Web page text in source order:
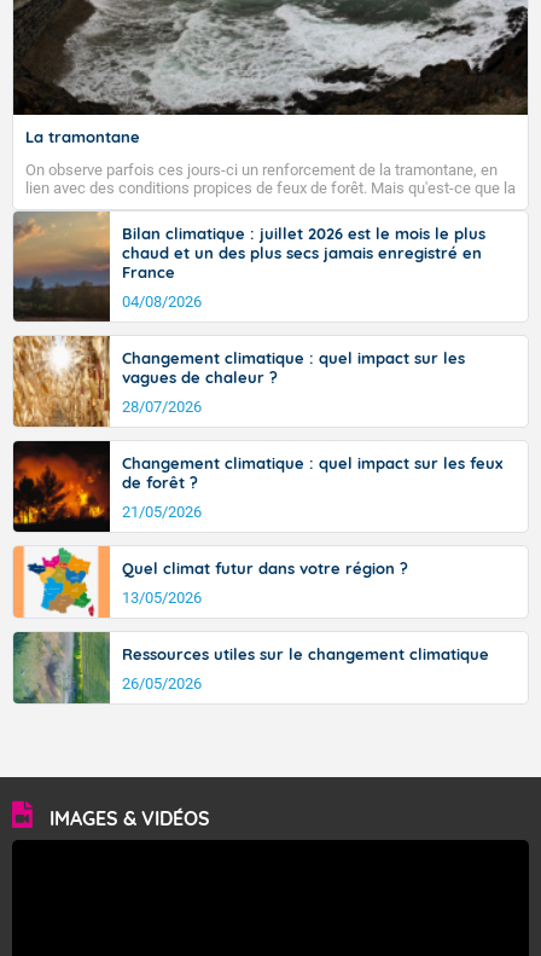
La tramontane
On observe parfois ces jours-ci un renforcement de la tramontane, en
lien avec des conditions propices de feux de forêt. Mais qu'est-ce que la
tramontane ? Quelles sont ses caractéristiques ? La tramontane est un
vent turbulent soufflant de secteur nord-ouest à nord, ou ouest à nord-
ouest, dans un secteur qui part du Roussillon à la vallée de l’Aude et à
l’ouest de l’Hérault. L’étymologie de ce vent vient du latin trasmontanus,
signifiant au-delà des monts, en allusion aux régions montagneuses
d’où provient ce vent.
Bilan climatique : juillet 2026 est le mois le plus
chaud et un des plus secs jamais enregistré en
France
04/08/2026
Changement climatique : quel impact sur les
vagues de chaleur ?
28/07/2026
Changement climatique : quel impact sur les feux
de forêt ?
21/05/2026
Quel climat futur dans votre région ?
13/05/2026
Ressources utiles sur le changement climatique
26/05/2026
IMAGES & VIDÉOS